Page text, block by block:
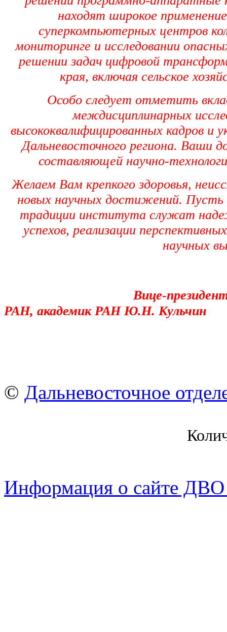
находят широкое
суперкомпьютерных центров
мониторинге и исследовании
решении задач цифровой
края, включая сельское
Особо следует отметить
междисциплинарных
высококвалифицированных кадров и
Дальневосточного региона. Ваши
составляющей научно-
Желаем Вам крепкого здоровья,
новых научных достижений.
традиции института служат
успехов, реализации
научных
Вице-
РАН, академик РАН Ю.Н. Кульчин
© Дальневосточное
Информация о сайте